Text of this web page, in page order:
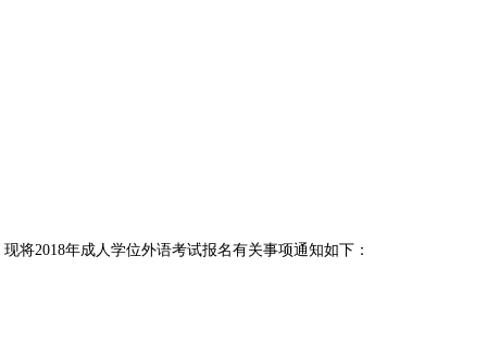
现将2018年成人学位外语考试报名有关事项通知如下：